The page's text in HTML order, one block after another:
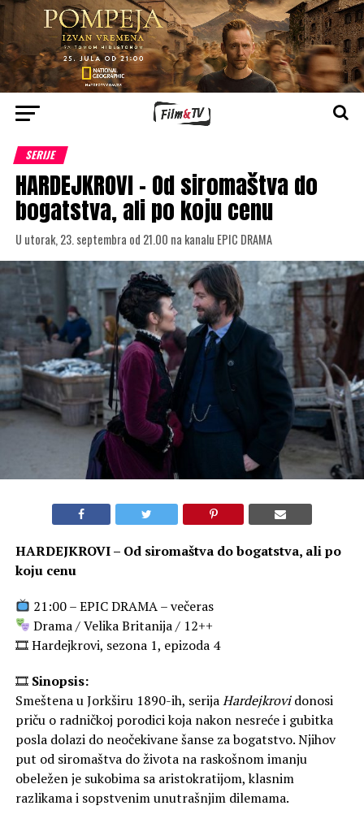
SERIJE
HARDEJKROVI – Od siromaštva do
bogatstva, ali po koju cenu
U utorak, 23. septembra od 21.00 na kanalu EPIC DRAMA
HARDEJKROVI – Od siromaštva do bogatstva, ali po
koju cenu
21:00 – EPIC DRAMA – večeras
Drama / Velika Britanija / 12++
🎞 Hardejkrovi, sezona 1, epizoda 4
🎞 Sinopsis:
Smeštena u Jorkširu 1890-ih, serijaHardejkrovidonosi
priču o radničkoj porodici koja nakon nesreće i gubitka
posla dolazi do neočekivane šanse za bogatstvo. Njihov
put od siromaštva do života na raskošnom imanju
obeležen je sukobima sa aristokratijom, klasnim
razlikama i sopstvenim unutrašnjim dilemama.